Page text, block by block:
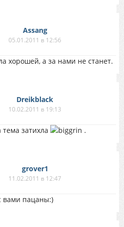
Assang
05.01.2011 в 12:56
хорошей, а за нами не станет.
Dreikblack
10.02.2011 в 19:13
затихла .
grover1
11.02.2011 в 12:47
вами пацаны:)